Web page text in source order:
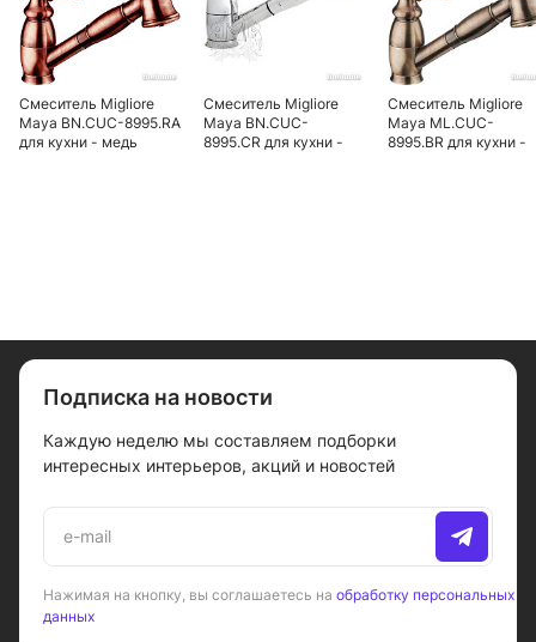
Смеситель Migliore
Maya BN.CUC-8995.RA
для кухни - медь
Смеситель Migliore
Maya BN.CUC-
8995.СR для кухни -
Смеситель Migliore
Maya ML.CUC-
8995.BR для кухни -
Подписка на новости
Каждую неделю мы составляем подборки
интересных интерьеров, акций и новостей
Нажимая на кнопку, вы соглашаетесь на обработку персональных
данных